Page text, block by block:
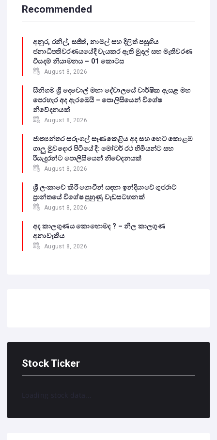
Recommended
අනුර, රනිල්, සජිත්, නාමල් සහ දිලිත් පසුගිය
ජනාධිපතිවරණයයේදී වැයකර ඇති මුදල් සහ මැතිවරණ
වියදම් නියාමනය – 01 කොටස
August 8, 2026
සීනිගම ශ්‍රී දෙවොල් මහා දේවාලයේ වාර්ෂික ඇසළ මහ
පෙරහැර අද ඇරඹෙයි – පොලිසියෙන් විශේෂ
නිවේදනයක්
August 8, 2026
ජාත්‍යන්තර සරුංගල් සැණකෙළිය අද සහ හෙට කොළඹ
ගාලු මුවදොර පිටියේ දී: මෝටර් රථ හිමියන්ට සහ
රියැදුරන්ට පොලිසියෙන් නිවේදනයක්
August 8, 2026
ශ්‍රී ලංකාවේ කිරි ගොවීන් සඳහා ඉන්දියාවේ ගුජරාට්
ප්‍රාන්තයේ විශේෂ පුහුණු වැඩසටහනක්
August 8, 2026
අද කාලගුණය කොහොමද ? – නිල කාලගුණ
අනාවැකිය
August 8, 2026
Stock Ticker
Loading stock data...